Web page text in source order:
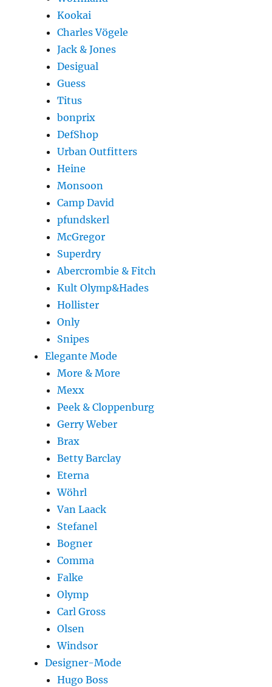
Kookai
Charles Vögele
Jack & Jones
Desigual
Guess
Titus
bonprix
DefShop
Urban Outfitters
Heine
Monsoon
Camp David
pfundskerl
McGregor
Superdry
Abercrombie & Fitch
Kult Olymp&Hades
Hollister
Only
Snipes
Elegante Mode
More & More
Mexx
Peek & Cloppenburg
Gerry Weber
Brax
Betty Barclay
Eterna
Wöhrl
Van Laack
Stefanel
Bogner
Comma
Falke
Olymp
Carl Gross
Olsen
Windsor
Designer-Mode
Hugo Boss